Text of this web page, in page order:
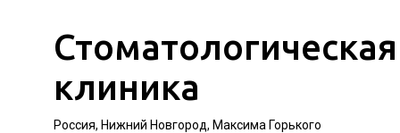
Стоматологическая
клиника
Россия, Нижний Новгород, Максима Горького